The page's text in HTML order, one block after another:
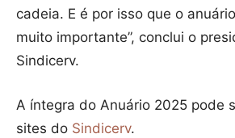
cadeia. E é por isso que o
muito importante”, conclui o
Sindicerv.
A íntegra do Anuário 2025 pode
sites do Sindicerv.